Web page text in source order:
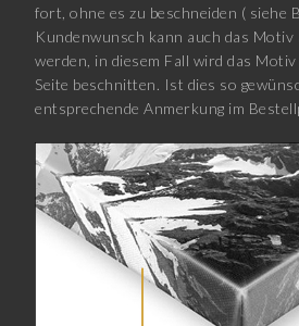
fort, ohne es zu beschneiden ( siehe
Kundenwunsch kann auch das
werden, in diesem Fall wird das
Seite beschnitten. Ist dies so
entsprechende Anmerkung im